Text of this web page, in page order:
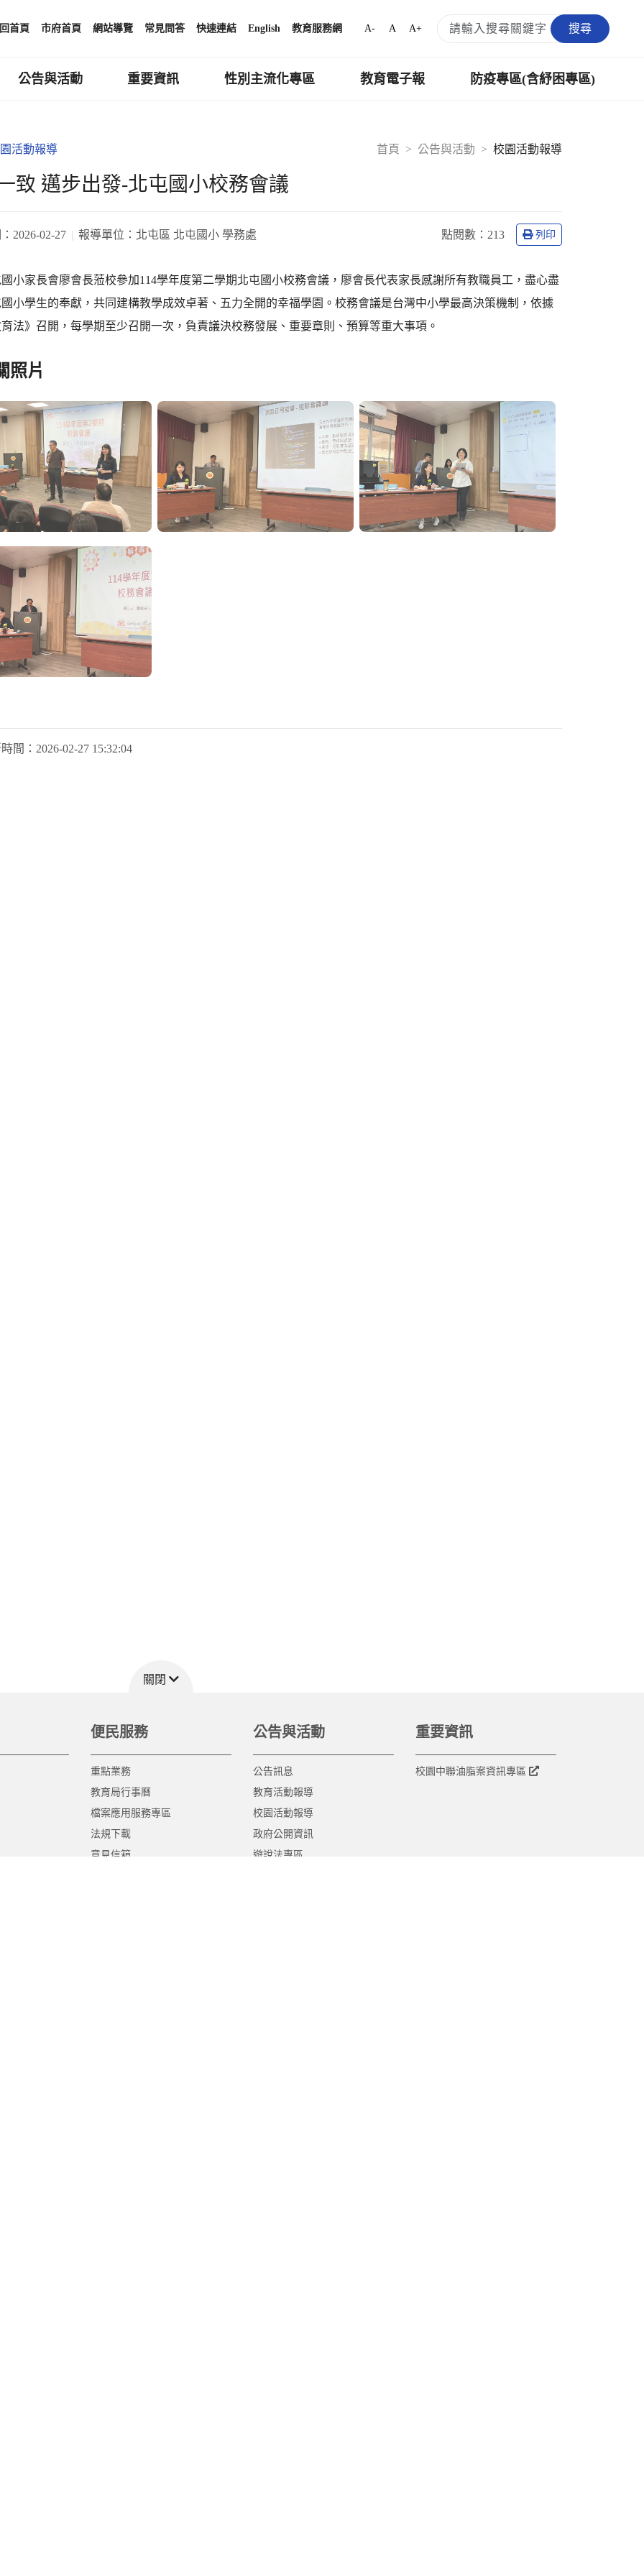
回首頁 市府首頁 網站導覽 常見問答 快速連結 English 教育服務網 A- A A+ 搜尋
公告與活動 重要資訊 性別主流化專區 教育電子報 防疫專區(含紓困專區)
首頁 公告與活動 校園活動報導
活動報導
致 邁步出發-北屯國小校務會議
2026-02-27 報導單位： 北屯區 北屯國小 學務處 點閱數： 213 列印
小家長會廖會長蒞校參加114學年度第二學期北屯國小校務會議，廖會長代表家長感謝所有教職員工，盡心盡
小學生的奉獻，共同建構教學成效卓著、五力全開的幸福學園。校務會議是台灣中小學最高決策機制，依據
法》召開，每學期至少召開一次，負責議決校務發展、重要章則、預算等重大事項。
照片
間： 2026-02-27 15:32:04
關閉
便民服務
重點業務
教育局行事曆
檔案應用服務專區
法規下載
意見信箱
公告與活動
公告訊息
教育活動報導
校園活動報導
政府公開資訊
遊說法專區
重要資訊
校園中聯油脂案資訊專區